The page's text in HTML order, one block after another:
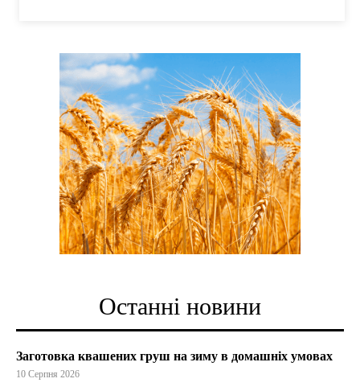
Останні новини
Заготовка квашених груш на зиму в домашніх умовах
10 Серпня 2026